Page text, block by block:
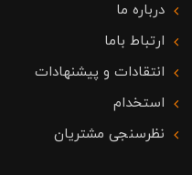
درباره ما
ارتباط باما
انتقادات و پیشنهادات
استخدام
نظرسنجی مشتریان